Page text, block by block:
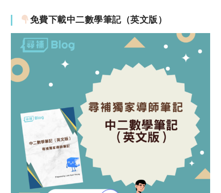
免費下載中二數學筆記（英文版）